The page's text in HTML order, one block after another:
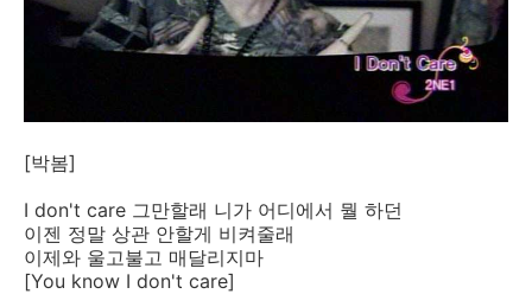
[박봄]
I don't care 그만할래 니가 어디에서 뭘 하던
이젠 정말 상관 안할게 비켜줄래
이제와 울고불고 매달리지마
[You know I don't care]